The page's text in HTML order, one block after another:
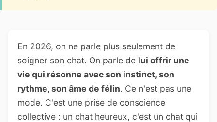
En 2026, on ne parle plus seulement de
soigner son chat. On parle de lui offrir une
vie qui résonne avec son instinct, son
rythme, son âme de félin. Ce n'est pas une
mode. C'est une prise de conscience
collective : un chat heureux, c'est un chat qui